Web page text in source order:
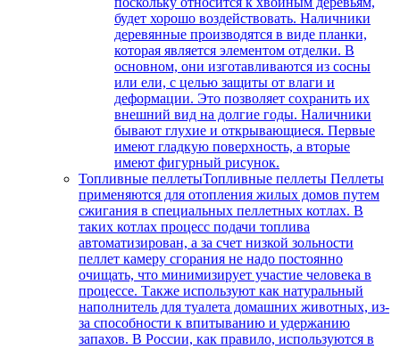
будет хорошо воздействовать. Наличники
деревянные производятся в виде планки,
которая является элементом отделки. В
основном, они изготавливаются из сосны
или ели, с целью защиты от влаги и
деформации. Это позволяет сохранить их
внешний вид на долгие годы. Наличники
бывают глухие и открывающиеся. Первые
имеют гладкую поверхность, а вторые
имеют фигурный рисунок.
Топливные пеллетыТопливные пеллеты Пеллеты
применяются для отопления жилых домов путем
сжигания в специальных пеллетных котлах. В
таких котлах процесс подачи топлива
автоматизирован, а за счет низкой зольности
пеллет камеру сгорания не надо постоянно
очищать, что минимизирует участие человека в
процессе. Также используют как натуральный
наполнитель для туалета домашних животных, из-
за способности к впитыванию и удержанию
запахов. В России, как правило, используются в